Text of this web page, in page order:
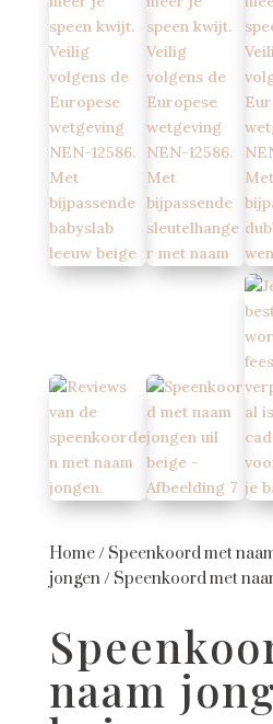
Home/ Speenkoord met
jongen/ Speenkoord met
naam